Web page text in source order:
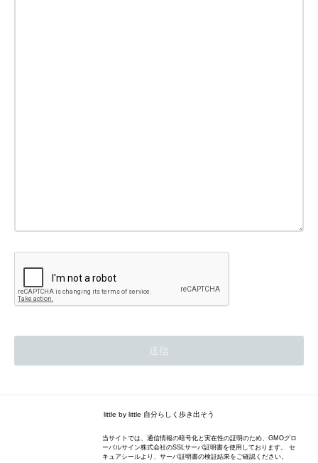
little by little 自分らしく歩き出そう
当サイトでは、通信情報の暗号化と実在性の証明のため、GMOグロ
ーバルサイン株式会社のSSLサーバ証明書を使用しております。 セ
キュアシールより、サーバ証明書の検証結果をご確認ください。